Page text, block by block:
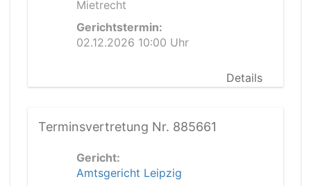
Mietrecht
Gerichtstermin:
02.12.2026 10:00 Uhr
Details
Terminsvertretung Nr. 885661
Gericht:
Amtsgericht Leipzig